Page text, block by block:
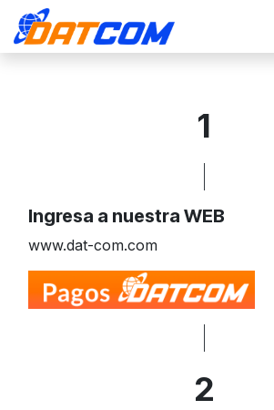
Ir al contenido
1
Ingresa a nuestra WEB
www.dat-com.com
2